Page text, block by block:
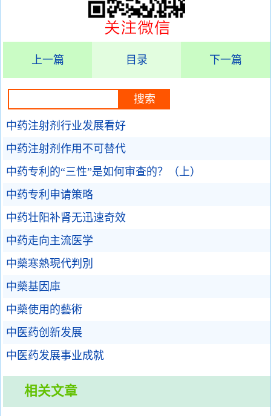
上一篇 目录 下一篇
中药注射剂行业发展看好
中药注射剂作用不可替代
中药专利的“三性”是如何审查的？（上）
中药专利申请策略
中药壮阳补肾无迅速奇效
中药走向主流医学
中藥寒熱現代判別
中藥基因庫
中藥使用的藝術
中医药创新发展
中医药发展事业成就
相关文章